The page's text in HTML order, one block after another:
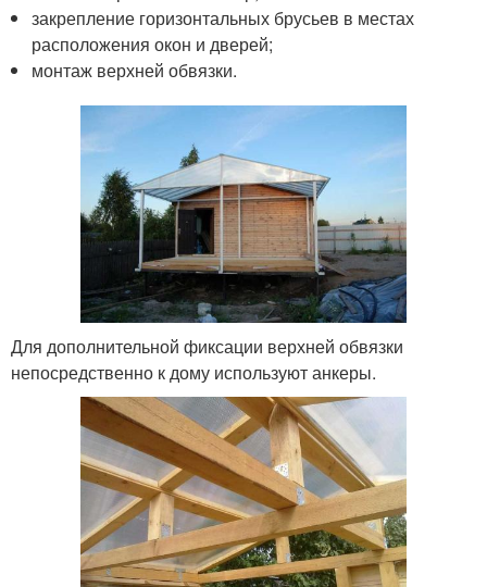
закрепление горизонтальных брусьев в местах
расположения окон и дверей;
монтаж верхней обвязки.
Для дополнительной фиксации верхней обвязки
непосредственно к дому используют анкеры.